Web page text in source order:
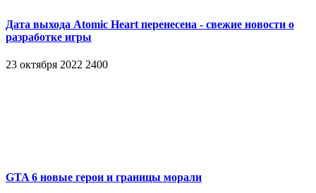
Дата выхода Atomic Heart перенесена - свежие новости о
разработке игры
23 октября 2022 2400
GTA 6 новые герои и границы морали